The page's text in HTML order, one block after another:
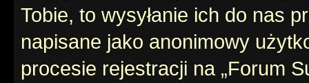
Tobie, to wysyłanie ich do nas
napisane jako anonimowy
procesie rejestracji na „Forum